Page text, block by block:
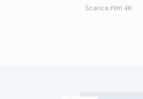
Scarica Film 4K